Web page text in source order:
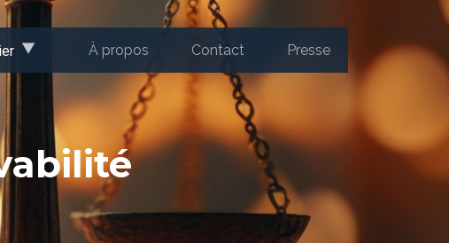
À propos Contact Presse